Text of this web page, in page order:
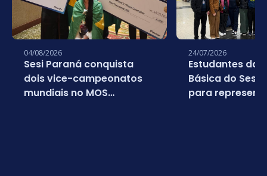
04/08/2026
Sesi Paraná conquista
dois vice-campeonatos
mundiais no MOS
24/07/2026
Estudantes da
Básica do Sesi
para